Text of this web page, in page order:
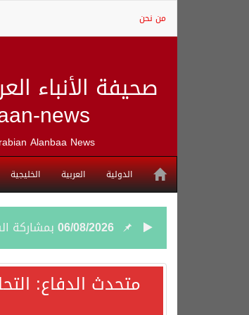
من نحن
صحيفة الأنباء
news
Alanbaa News
الدولية العربية الخليجية
06/08/2026 بمشاركة
05/08/2026وزير
متحدث الدفاع: